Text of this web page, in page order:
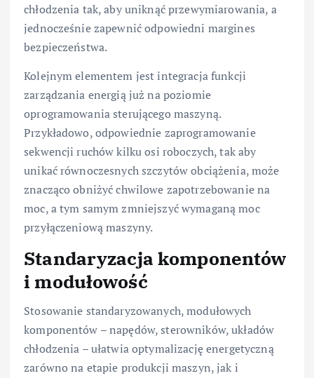
chłodzenia tak, aby uniknąć przewymiarowania, a
jednocześnie zapewnić odpowiedni margines
bezpieczeństwa.
Kolejnym elementem jest integracja funkcji
zarządzania energią już na poziomie
oprogramowania sterującego maszyną.
Przykładowo, odpowiednie zaprogramowanie
sekwencji ruchów kilku osi roboczych, tak aby
unikać równoczesnych szczytów obciążenia, może
znacząco obniżyć chwilowe zapotrzebowanie na
moc, a tym samym zmniejszyć wymaganą moc
przyłączeniową maszyny.
Standaryzacja komponentów
i modułowość
Stosowanie standaryzowanych, modułowych
komponentów – napędów, sterowników, układów
chłodzenia – ułatwia optymalizację energetyczną
zarówno na etapie produkcji maszyn, jak i